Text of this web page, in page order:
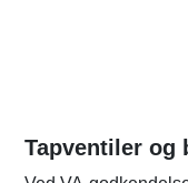
Tapventiler og